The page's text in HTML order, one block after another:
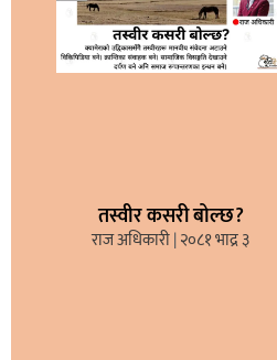
तस्वीर कसरी बोल्छ?
राज अधिकारी २०८१ भाद्र ३